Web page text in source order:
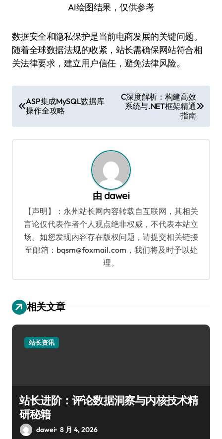
AI绘图结果，仅供参考
数据安全和隐私保护是当前电商发展的关键问题。
随着全球数据法规的收紧，站长需确保网站符合相
关法律要求，建立用户信任，避免法律风险。
章
导
航
ASP集成MySQL数据库
操作全攻略
C深度解析：构建高效
系统与.NET框架精通
指南
由 dawei
【声明】：永州站长网内容转载自互联网，其相关
言论仅代表作者个人观点绝非权威，不代表本站立
场。如您发现内容存在版权问题，请提交相关链接
至邮箱：bqsm@foxmail.com，我们将及时予以处
理。
相关文章
站长资讯
站长进阶：评论数据洞察与内核技术精
研秘籍
dawei 8 月 4, 2026